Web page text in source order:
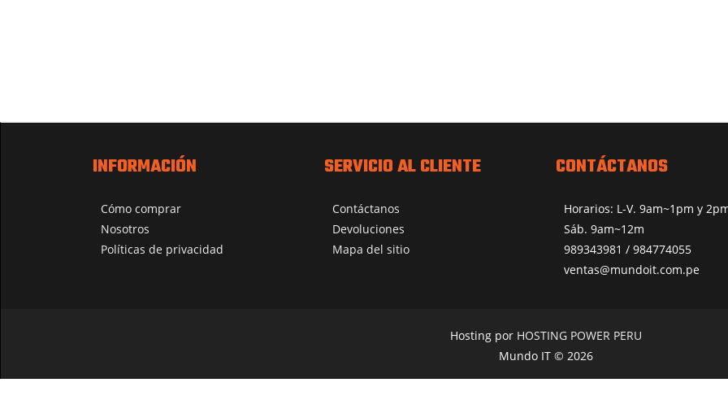
INFORMACIÓN
Cómo comprar
Nosotros
Políticas de privacidad
SERVICIO AL CLIENTE
Contáctanos
Devoluciones
Mapa del sitio
CONTÁCTANOS
Horarios: L-V. 9am~1pm y
Sáb. 9am~12m
989343981 / 984774055
ventas@mundoit.com.pe
Hosting por HOSTING POWER PERU
Mundo IT © 2026